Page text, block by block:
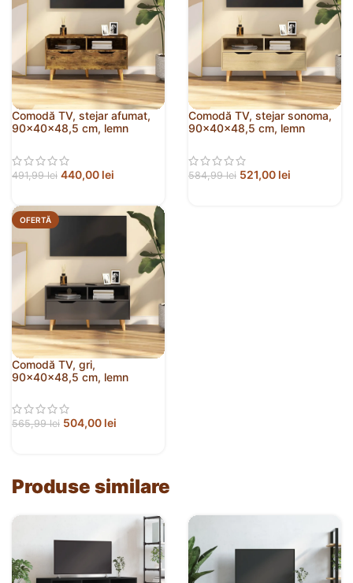
Comodă TV, stejar afumat,
90x40x48,5 cm, lemn
491,99lei 440,00 lei
Comodă TV, stejar sonoma,
90x40x48,5 cm, lemn
584,99lei 521,00 lei
OFERTĂ
Comodă TV, gri,
90x40x48,5 cm, lemn
565,99lei 504,00 lei
Produse similare